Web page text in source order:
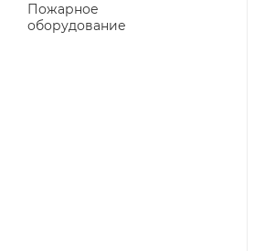
Пожарное
оборудование